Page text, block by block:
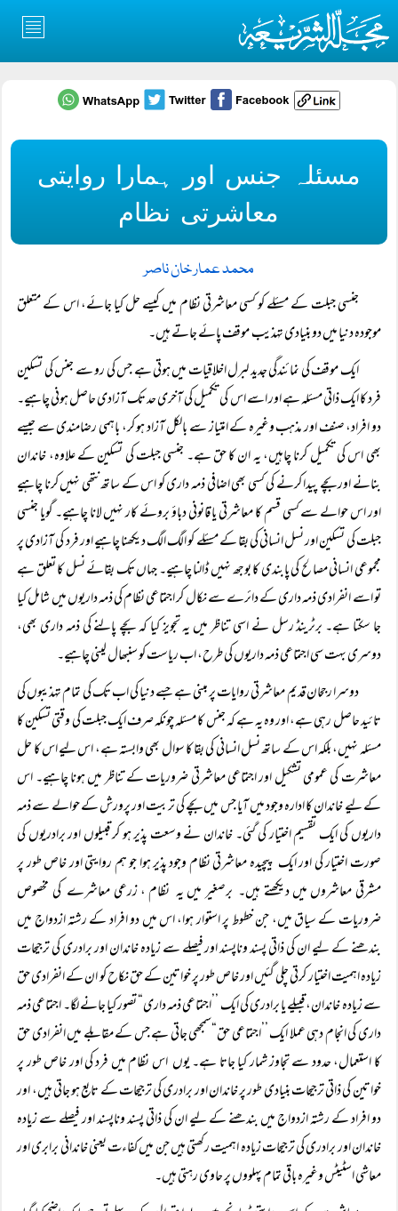
مسئلہ جنس اور ہمارا روایتی
معاشرتی نظام
محمد عمار خان ناصر
جنسی جبلت کے مسئلے کو کسی معاشرتی نظام میں کیسے حل کیا جائے، اس کے متعلق
موجودہ دنیا میں دو بنیادی تہذیب موقف پائے جاتے ہیں۔
ایک موقف کی نمائندگی جدید لبرل اخلاقیات میں ہوتی ہے جس کی رو سے جنس کی تسکین
فرد کا ایک ذاتی مسئلہ ہے اور اسے اس کی تکمیل کی آخری حد تک آزادی حاصل ہونی چاہیے۔
دو افراد، صنف اور مذہب وغیرہ کے امتیاز سے بالکل آزاد ہو کر، باہمی رضامندی سے جیسے
بھی اس کی تکمیل کرنا چاہیں، یہ ان کا حق ہے۔ جنسی جبلت کی تسکین کے علاوہ، خاندان
بنانے اور بچے پیدا کرنے کی کسی بھی اضافی ذمہ داری کو اس کے ساتھ نتھی نہیں کرنا چاہیے
اور اس حوالے سے کسی قسم کا معاشرتی یا قانونی دباؤ بروئے کار نہیں لانا چاہیے۔ گویا جنسی
جبلت کی تسکین اور نسل انسانی کی بقا کے مسئلے کو الگ الگ دیکھنا چاہیے اور فرد کی آزادی پر
مجموعی انسانی مصالح کی پابندی کا بوجھ نہیں ڈالنا چاہیے۔ جہاں تک بقائے نسل کا تعلق ہے
تو اسے انفرادی ذمہ داری کے دائرے سے نکال کر اجتماعی نظام کی ذمہ داریوں میں شامل کیا
جا سکتا ہے۔ برٹرینڈ رسل نے اسی تناظر میں یہ تجویز کیا کہ بچے پالنے کی ذمہ داری بھی،
دوسری بہت سی اجتماعی ذمہ داریوں کی طرح، اب ریاست کو سنبھال لینی چاہیے۔
دوسرا رجحان قدیم معاشرتی روایات پر مبنی ہے جسے دنیا کی اب تک کی تمام تہذیبوں کی
تائید حاصل رہی ہے، اور وہ یہ ہے کہ جنس کا مسئلہ چونکہ صرف ایک جبلت کی وقتی تسکین کا
مسئلہ نہیں، بلکہ اس کے ساتھ نسل انسانی کی بقا کا سوال بھی وابستہ ہے، اس لیے اس کا حل
معاشرت کی عمومی تشکیل اور اجتماعی معاشرتی ضروریات کے تناظر میں ہونا چاہیے۔ اس
کے لیے خاندان کا ادارہ وجود میں آیا جس میں بچے کی تربیت اور پرورش کے حوالے سے ذمہ
داریوں کی ایک تقسیم اختیار کی گئی۔ خاندان نے وسعت پذیر ہو کر قبیلوں اور برادریوں کی
صورت اختیار کی اور ایک پیچیدہ معاشرتی نظام وجود پذیر ہوا جو ہم روایتی اور خاص طور پر
مشرقی معاشروں میں دیکھتے ہیں۔ برصغیر میں یہ نظام ، زرعی معاشرے کی مخصوص
ضروریات کے سیاق میں، جن خطوط پر استوار ہوا، اس میں دو افراد کے رشتہ ازدواج میں
بندھنے کے لیے ان کی ذاتی پسند وناپسند اور فیصلے سے زیادہ خاندان اور برادری کی ترجیحات
زیادہ اہمیت اختیار کرتی چلی گئیں اور خاص طور پر خواتین کے حق نکاح کو ان کے انفرادی حق
سے زیادہ خاندان، قبیلے یا برادری کی ایک ’’اجتماعی ذمہ داری“ تصور کیا جانے لگا۔ اجتماعی ذمہ
داری کی انجام دہی عملا ایک ’’اجتماعی حق“سمجھی جاتی ہے جس کے مقابلے میں انفرادی حق
کا استعمال، حدود سے تجاوز شمار کیا جاتا ہے۔ یوں اس نظام میں فرد کی اور خاص طور پر
خواتین کی ذاتی ترجیحات بنیادی طور پر خاندان اور برادری کی ترجیحات کے تابع ہو جاتی ہیں، اور
دو افراد کے رشتہ ازدواج میں بندھنے کے لیے ان کی ذاتی پسند وناپسند اور فیصلے سے زیادہ
خاندان اور برادری کی ترجیحات زیادہ اہمیت رکھتی ہیں جن میں کفاءت یعنی خاندانی برابری اور
معاشی اسٹیٹس وغیرہ باقی تمام پہلووں پر حاوی رہتی ہیں۔